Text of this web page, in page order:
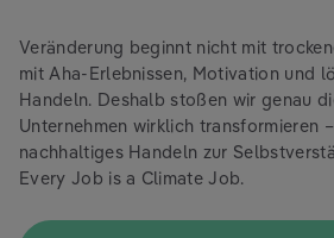
Veränderung beginnt nicht mit
mit Aha-Erlebnissen, Motivation und
Handeln. Deshalb stoßen wir genau
Unternehmen wirklich transformieren
nachhaltiges Handeln zur
Every Job is a Climate Job.